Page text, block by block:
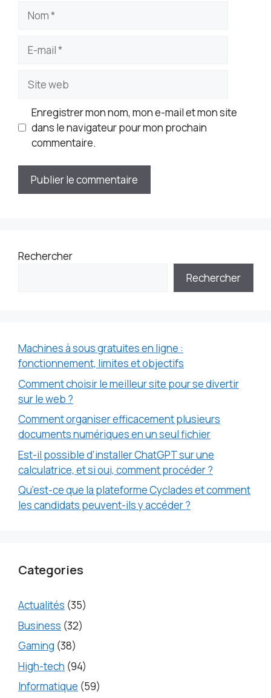
Nom
mail
Site
web
Enregistrer mon nom, mon e-mail et mon site
dans le navigateur pour mon prochain
commentaire.
Rechercher
Rechercher
Machines à sous gratuites en ligne :
fonctionnement, limites et objectifs
Comment choisir le meilleur site pour se divertir
sur le web ?
Comment organiser efficacement plusieurs
documents numériques en un seul fichier
Est-il possible d’installer ChatGPT sur une
calculatrice, et si oui, comment procéder ?
Qu’est-ce que la plateforme Cyclades et comment
les candidats peuvent-ils y accéder ?
Categories
Actualités (35)
Business (32)
Gaming (38)
High-tech (94)
Informatique (59)